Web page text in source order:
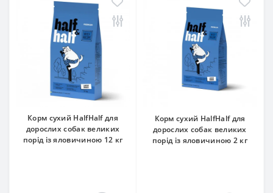
Корм сухий HalfHalf для
дорослих собак великих
порід із яловичиною 12 кг
Корм сухий HalfHalf для
дорослих собак великих
порід із яловичиною 2 кг